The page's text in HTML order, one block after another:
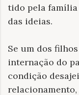
tido pela família
das ideias.
Se um dos
internação do
condição
relacionamento,